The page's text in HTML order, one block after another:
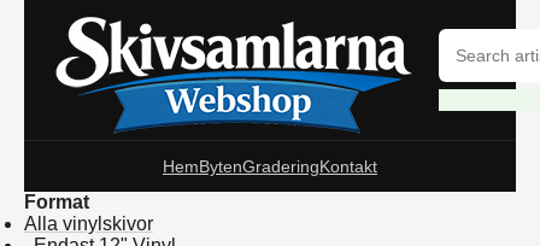
HemBytenGraderingKontakt
Format
Alla vinylskivor